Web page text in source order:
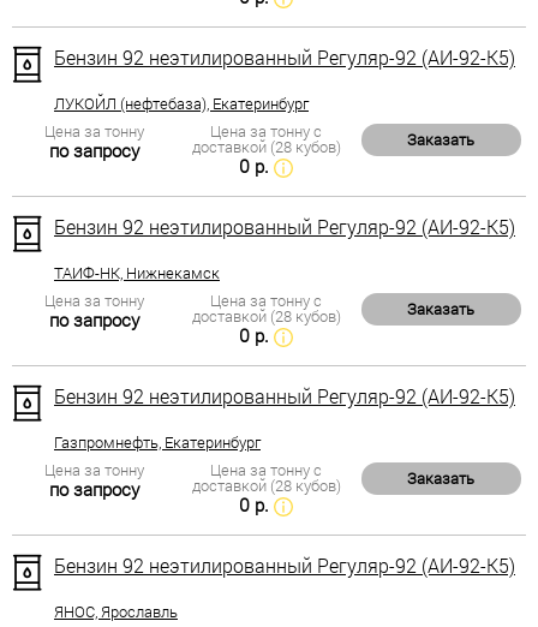
Бензин 92 неэтилированный Регуляр-92 (АИ-92-К5)
ЛУКОЙЛ (нефтебаза), Екатеринбург
Цена за тонну
по запросу
Цена за тонну с
доставкой (28 кубов)
0 р.
Заказать
Бензин 92 неэтилированный Регуляр-92 (АИ-92-К5)
ТАИФ-НК, Нижнекамск
Цена за тонну
по запросу
Цена за тонну с
доставкой (28 кубов)
0 р.
Заказать
Бензин 92 неэтилированный Регуляр-92 (АИ-92-К5)
Газпромнефть, Екатеринбург
Цена за тонну
по запросу
Цена за тонну с
доставкой (28 кубов)
0 р.
Заказать
Бензин 92 неэтилированный Регуляр-92 (АИ-92-К5)
ЯНОС, Ярославль